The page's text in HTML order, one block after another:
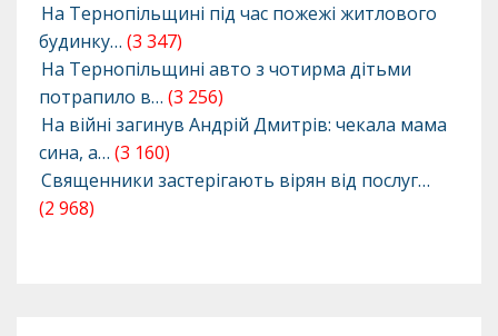
На Тернопільщині під час пожежі житлового
будинку… (3 347)
На Тернопільщині авто з чотирма дітьми
потрапило в… (3 256)
На війні загинув Андрій Дмитрів: чекала мама
сина, а… (3 160)
Священники застерігають вірян від послуг…
(2 968)